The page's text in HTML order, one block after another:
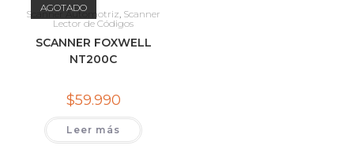
AGOTADO
Scanner Automotriz, Scanner
Lector de Códigos
SCANNER FOXWELL
NT200C
$59.990
Leer más